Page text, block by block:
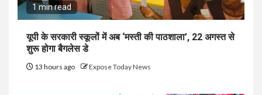
1 min read
यूपी के सरकारी स्कूलों में अब ‘मस्ती की पाठशाला’, 22 अगस्त से
शुरू होगा बैगलेस डे
13 hours ago Expose Today News